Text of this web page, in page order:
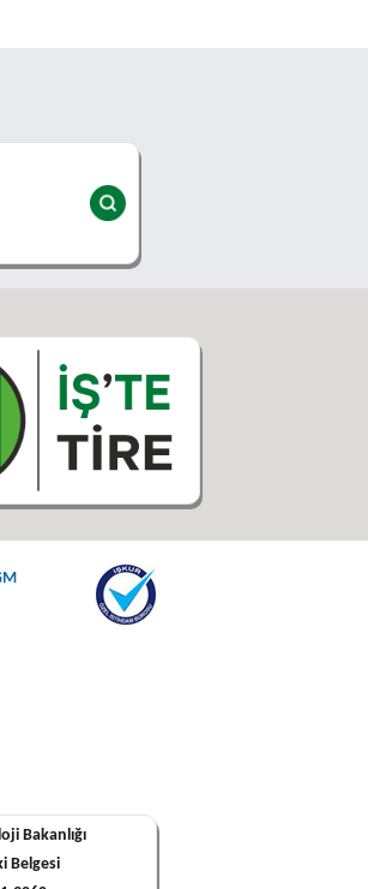
Bakanlığı
Belgesi